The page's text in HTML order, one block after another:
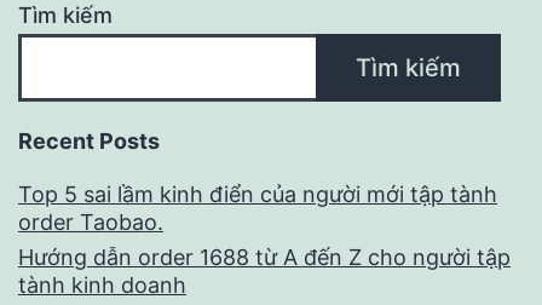
đó
Tìm kiếm
Tìm kiếm
Recent Posts
Top 5 sai lầm kinh điển của người mới tập tành
order Taobao.
Hướng dẫn order 1688 từ A đến Z cho người tập
tành kinh doanh